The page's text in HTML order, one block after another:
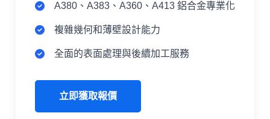
A380、A383、A360、A413 鋁合金專業化
複雜幾何和薄壁設計能力
全面的表面處理與後續加工服務
立即獲取報價